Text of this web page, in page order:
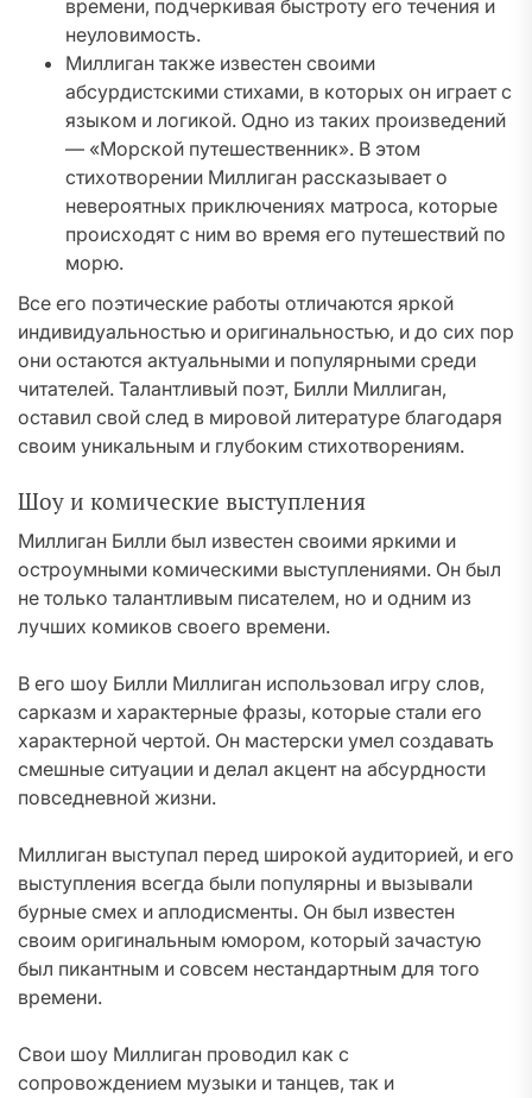
времени, подчеркивая быстроту его течения и
неуловимость.
Миллиган также известен своими
абсурдистскими стихами, в которых он играет с
языком и логикой. Одно из таких произведений
— «Морской путешественник». В этом
стихотворении Миллиган рассказывает о
невероятных приключениях матроса, которые
происходят с ним во время его путешествий по
морю.
Все его поэтические работы отличаются яркой
индивидуальностью и оригинальностью, и до сих пор
они остаются актуальными и популярными среди
читателей. Талантливый поэт, Билли Миллиган,
оставил свой след в мировой литературе благодаря
своим уникальным и глубоким стихотворениям.
Шоу и комические выступления
Миллиган Билли был известен своими яркими и
остроумными комическими выступлениями. Он был
не только талантливым писателем, но и одним из
лучших комиков своего времени.
В его шоу Билли Миллиган использовал игру слов,
сарказм и характерные фразы, которые стали его
характерной чертой. Он мастерски умел создавать
смешные ситуации и делал акцент на абсурдности
повседневной жизни.
Миллиган выступал перед широкой аудиторией, и его
выступления всегда были популярны и вызывали
бурные смех и аплодисменты. Он был известен
своим оригинальным юмором, который зачастую
был пикантным и совсем нестандартным для того
времени.
Свои шоу Миллиган проводил как с
сопровождением музыки и танцев, так и